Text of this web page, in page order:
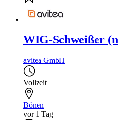
WIG-Schweißer
avitea GmbH
Vollzeit
Bönen
vor 1 Tag